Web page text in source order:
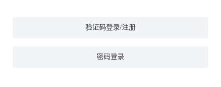
验证码登录/注册
密码登录